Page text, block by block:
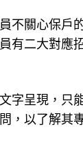
不關心保戶
有二大對應
字呈現，只
，以了解其